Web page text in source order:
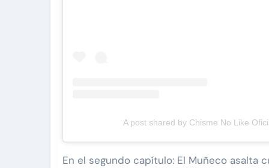
A post shared by Chisme No Like
En el segundo capítulo: El Muñeco asalta